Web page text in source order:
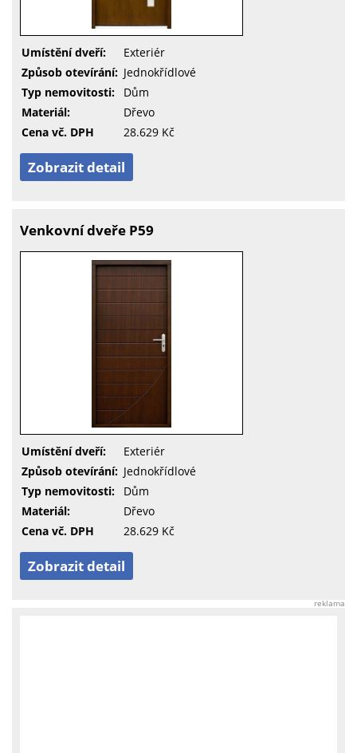
Umístění dveří:
Exteriér
Způsob otevírání: Jednokřídlové
Typ nemovitosti:
Dům
Materiál:
Dřevo
Cena vč. DPH
28.629 Kč
Zobrazit detail
Venkovní dveře P59
Umístění dveří:
Exteriér
Způsob otevírání: Jednokřídlové
Typ nemovitosti:
Dům
Materiál:
Dřevo
Cena vč. DPH
28.629 Kč
Zobrazit detail
reklama